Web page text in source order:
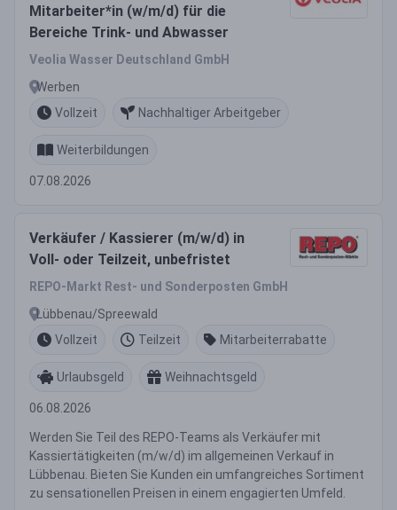
Mitarbeiter*in (w/m/d) für die
Bereiche Trink- und Abwasser
Veolia Wasser Deutschland GmbH
Werben
Vollzeit
Nachhaltiger Arbeitgeber
Weiterbildungen
07.08.2026
Verkäufer / Kassierer (m/w/d) in
Voll- oder Teilzeit, unbefristet
REPO-Markt Rest- und Sonderposten GmbH
Lübbenau/Spreewald
Vollzeit
Teilzeit Mitarbeiterrabatte
Urlaubsgeld Weihnachtsgeld
06.08.2026
Werden Sie Teil des REPO-Teams als Verkäufer mit
Kassiertätigkeiten (m/w/d) im allgemeinen Verkauf in
Lübbenau. Bieten Sie Kunden ein umfangreiches Sortiment
zu sensationellen Preisen in einem engagierten Umfeld.